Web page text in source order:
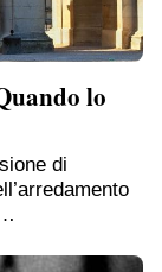
lo
di